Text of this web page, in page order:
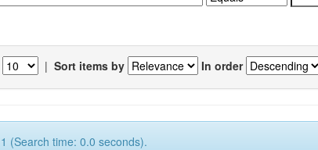
| Sort items by In order
(Search time: 0.0 seconds).